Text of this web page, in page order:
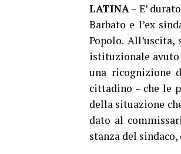
LATINA– E’
Barbato e l’ex
Popolo.
istituzionale
una ricognizione
cittadino – che le
della situazione
dato al
stanza del